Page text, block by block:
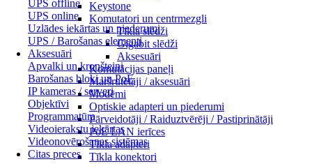
UPS offline
UPS online
Uzlādes iekārtas un piederumi
UPS / Barošanas elementi
Aksesuāri
Apvalki un kronšteini
Barošanas bloki un PoE
IP kameras / serveri
Objektīvi
Programmatūra
Videoierakstu iekārtas
Videonovērošanas sistēmas
Citas preces
Keystone
Komutatori un centrmezgli
Tīkla slēdži
Gigabit slēdži
Aksesuāri
Komutācijas paneļi
Maršrutētāji / aksesuāri
Modēmi
Optiskie adapteri un piederumi
Pārveidotāji / Raiduztvērēji / Pastiprinātāji
PoE LAN ierīces
Tīkla adapteri
Tīkla konektori